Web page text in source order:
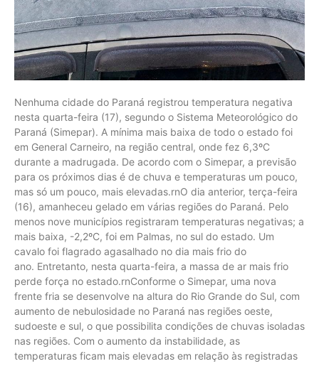
Nenhuma cidade do Paraná registrou temperatura negativa
nesta quarta-feira (17), segundo o Sistema Meteorológico do
Paraná (Simepar). A mínima mais baixa de todo o estado foi
em General Carneiro, na região central, onde fez 6,3ºC
durante a madrugada. De acordo com o Simepar, a previsão
para os próximos dias é de chuva e temperaturas um pouco,
mas só um pouco, mais elevadas.rnO dia anterior, terça-feira
(16), amanheceu gelado em várias regiões do Paraná. Pelo
menos nove municípios registraram temperaturas negativas; a
mais baixa, -2,2ºC, foi em Palmas, no sul do estado. Um
cavalo foi flagrado agasalhado no dia mais frio do
ano. Entretanto, nesta quarta-feira, a massa de ar mais frio
perde força no estado.rnConforme o Simepar, uma nova
frente fria se desenvolve na altura do Rio Grande do Sul, com
aumento de nebulosidade no Paraná nas regiões oeste,
sudoeste e sul, o que possibilita condições de chuvas isoladas
nas regiões. Com o aumento da instabilidade, as
temperaturas ficam mais elevadas em relação às registradas